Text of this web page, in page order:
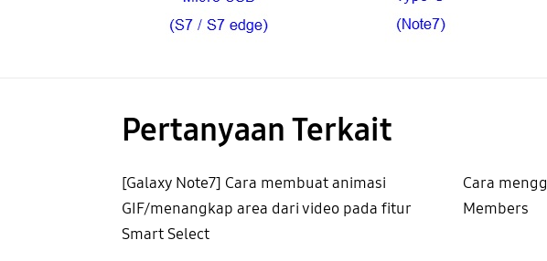
Pertanyaan Terkait
[Galaxy Note7] Cara membuat animasi
GIF/menangkap area dari video pada fitur
Smart Select
Cara
Members